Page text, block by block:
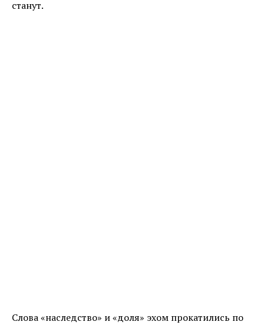
станут.
Слова «наследство» и «доля» эхом прокатились по